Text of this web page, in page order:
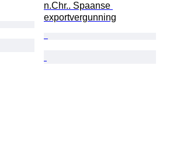
n.Chr.. Spaanse
exportvergunning